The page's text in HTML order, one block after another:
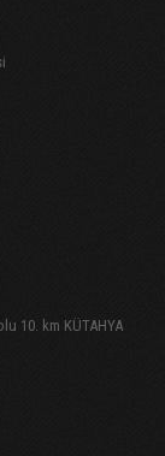
10. km KÜTAHYA